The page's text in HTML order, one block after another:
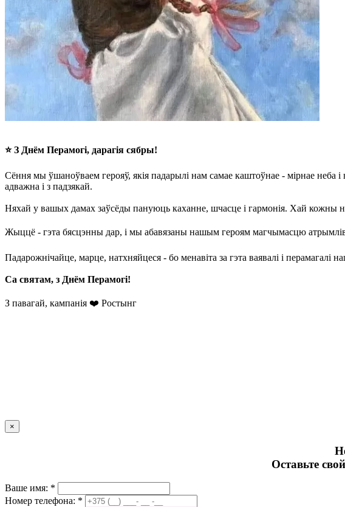
⭐️ З Днём Перамогі, дарагія сябры!
Сёння мы ўшаноўваем герояў, якія падарылі нам самае каштоўнае - мірнае неба
адважна і з падзякай.
Няхай у вашых дамах заўсёды пануюць каханне, шчасце і гармонія. Хай кожны
Жыццё - гэта бясцэнны дар, і мы абавязаны нашым героям магчымасцю
Падарожнічайце, марце, натхняйцеся - бо менавіта за гэта ваявалі і перамагалі
Са святам, з Днём Перамогі!
З павагай, кампанія ❤️ Ростынг
×
Оставьте
Ваше имя: *
Номер телефона: *